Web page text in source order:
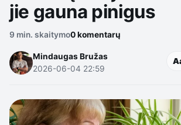
jie gauna pinigus
9 min. skaitymo0 komentarų
Mindaugas Bružas
2026-06-04 22:59